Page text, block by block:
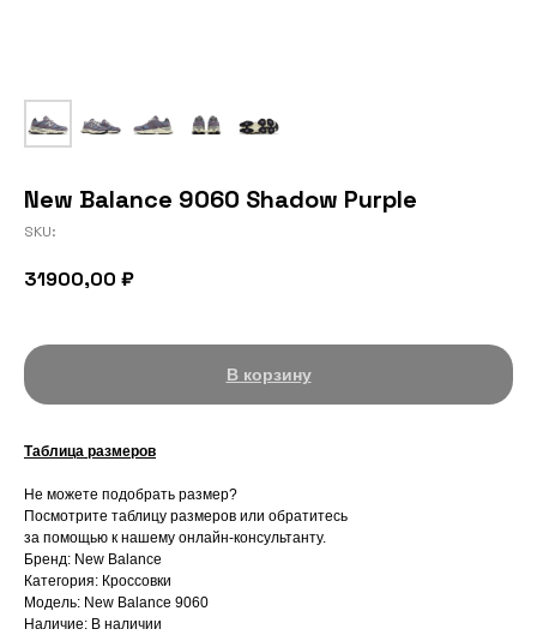
New Balance 9060 Shadow Purple
SKU:
31900,00 ₽
В корзину
Таблица размеров
Не можете подобрать размер?
Посмотрите таблицу размеров или обратитесь
за помощью к нашему онлайн-консультанту.
Бренд: New Balance
Категория: Кроссовки
Модель: New Balance 9060
Наличие: В наличии